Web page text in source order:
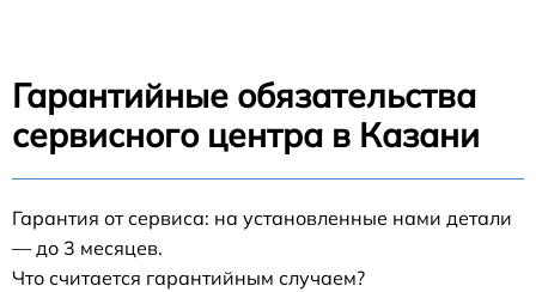
Гарантийные обязательства
сервисного центра в Казани
Гарантия от сервиса: на установленные нами детали
— до 3 месяцев.
Что считается гарантийным случаем?